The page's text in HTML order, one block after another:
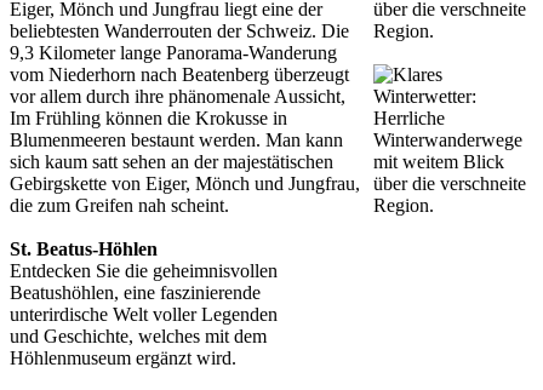
Eiger, Mönch und Jungfrau liegt eine der
beliebtesten Wanderrouten der Schweiz. Die
9,3 Kilometer lange Panorama-Wanderung
vom Niederhorn nach Beatenberg überzeugt
vor allem durch ihre phänomenale Aussicht,
Im Frühling können die Krokusse in
Blumenmeeren bestaunt werden. Man kann
sich kaum satt sehen an der majestätischen
Gebirgskette von Eiger, Mönch und Jungfrau,
die zum Greifen nah scheint.
St. Beatus-Höhlen
Entdecken Sie die geheimnisvollen
Beatushöhlen, eine faszinierende
unterirdische Welt voller Legenden
und Geschichte, welches mit dem
Höhlenmuseum ergänzt wird.